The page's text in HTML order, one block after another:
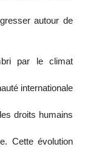
autour de
par le climat
internationale
droits humains
Cette évolution